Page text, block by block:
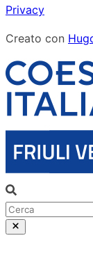
Privacy
Creato con